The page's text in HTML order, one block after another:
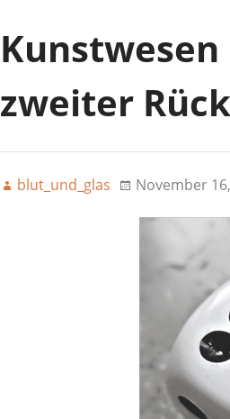
Kunstwesen
zweiter
blut_und_glas November